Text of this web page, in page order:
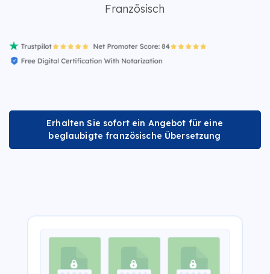
Französisch
Erhalten Sie sofort ein Angebot für eine
beglaubigte französische Übersetzung